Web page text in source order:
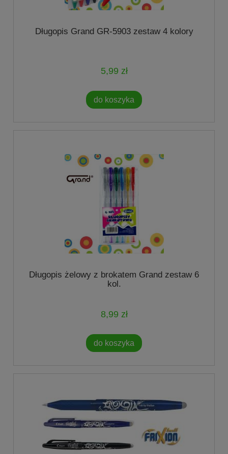
Długopis Grand GR-5903 zestaw 4 kolory
5,99 zł
do koszyka
Długopis żelowy z brokatem Grand zestaw 6
kol.
8,99 zł
do koszyka